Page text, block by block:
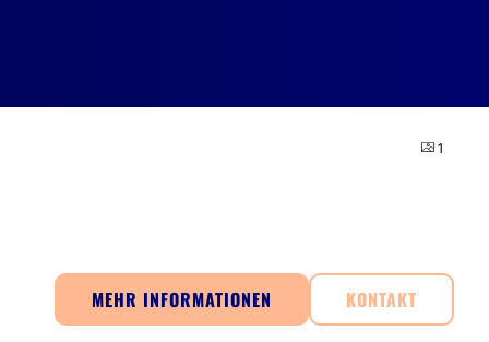
1
MEHR INFORMATIONEN KONTAKT